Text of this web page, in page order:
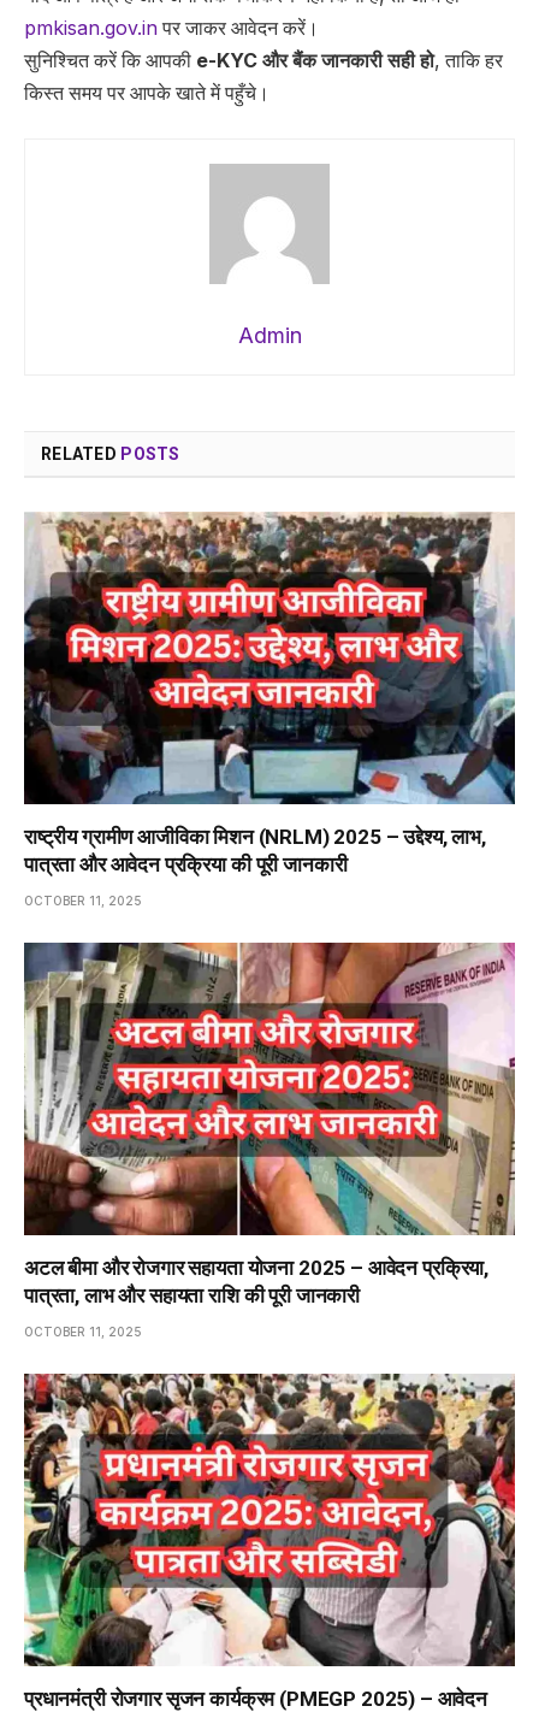
pmkisan.gov.inपर जाकर आवेदन करें।
सुनिश्चित करें कि आपकी e-KYC और बैंक जानकारी सही हो, ताकि हर
किस्त समय पर आपके खाते में पहुँचे।
Admin
RELATED POSTS
राष्ट्रीय ग्रामीण आजीविका मिशन (NRLM) 2025 – उद्देश्य, लाभ,
पात्रता और आवेदन प्रक्रिया की पूरी जानकारी
OCTOBER 11, 2025
अटल बीमा और रोजगार सहायता योजना 2025 – आवेदन प्रक्रिया,
पात्रता, लाभ और सहायता राशि की पूरी जानकारी
OCTOBER 11, 2025
प्रधानमंत्री रोजगार सृजन कार्यक्रम (PMEGP 2025) – आवेदन